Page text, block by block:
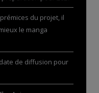
du projet, il
le manga
de diffusion pour